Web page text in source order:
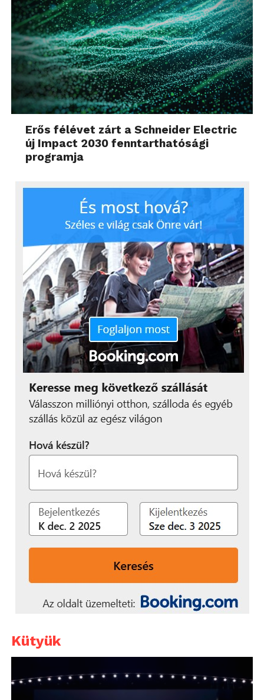
Erős félévet zárt a Schneider Electric
új Impact 2030 fenntarthatósági
programja
Kütyük